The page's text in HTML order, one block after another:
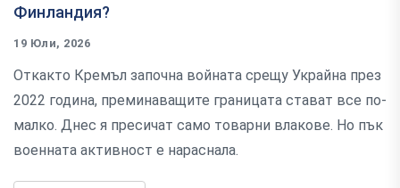
Финландия?
19 Юли, 2026
Откакто Кремъл започна войната срещу Украйна през
2022 година, преминаващите границата стават все по-
малко. Днес я пресичат само товарни влакове. Но пък
военната активност е нараснала.